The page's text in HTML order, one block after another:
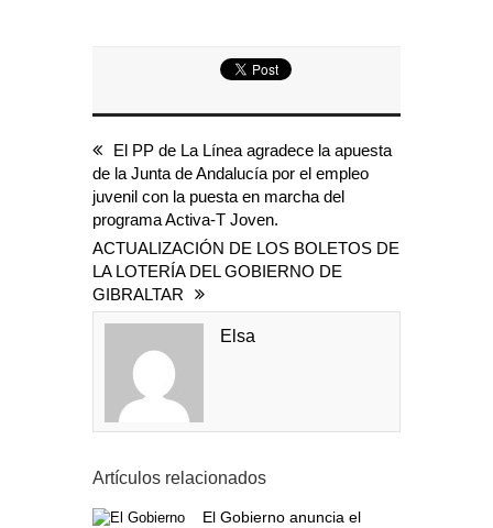
El PP de La Línea agradece la apuesta
de la Junta de Andalucía por el empleo
juvenil con la puesta en marcha del
programa Activa-T Joven.
ACTUALIZACIÓN DE LOS BOLETOS DE
LA LOTERÍA DEL GOBIERNO DE
GIBRALTAR
Elsa
Artículos relacionados
El Gobierno anuncia el